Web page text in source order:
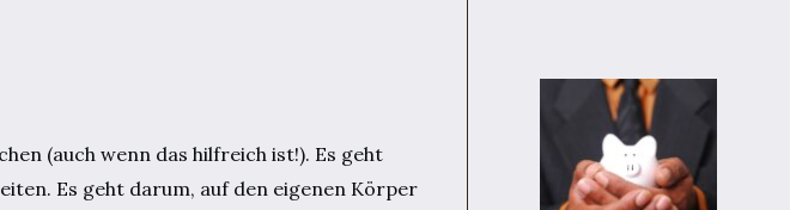
(auch wenn das hilfreich ist!). Es geht
Es geht darum, auf den eigenen Körper